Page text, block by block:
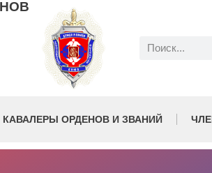
КАВАЛЕРЫ ОРДЕНОВ И ЗВАНИЙ